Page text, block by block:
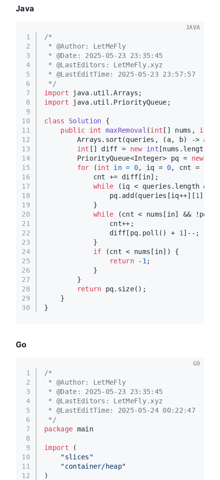
Java
1
2
3
4
5
6
7
8
9
10
11
12
13
14
15
16
17
18
19
20
21
22
23
24
25
26
27
28
29
30
/*
* @Author: LetMeFly
* @Date: 2025-05-23 23:35:45
* @LastEditors: LetMeFly.xyz
* @LastEditTime: 2025-05-23 23:57:57
*/
import java.util.Arrays;
import java.util.PriorityQueue;
class Solution {
public
int maxRemoval (int [] nums, int
        Arrays.sort(queries, (a, b) -> a[
int [] diff = new int [nums.length +
        PriorityQueue<Integer> pq =
new
for (int in = 0, iq = 0, cnt =
            cnt += diff[in];
while (iq < queries.length &&
                pq.add(queries[iq++][
1 ]);
            }
while (cnt < nums[in] &&
                cnt++;
                diff[pq.poll() +
1 ]--;
            }
if (cnt < nums[in]) {
return - 1 ;
            }
        }
return pq.size();
    }
}
JAVA
Go
1
2
3
4
5
6
7
8
9
10
11
12
/*
* @Author: LetMeFly
* @Date: 2025-05-23 23:35:45
* @LastEditors: LetMeFly.xyz
* @LastEditTime: 2025-05-24 00:22:47
*/
package main
import (
"slices"
"container/heap"
)
GO